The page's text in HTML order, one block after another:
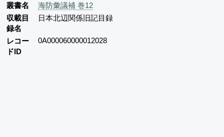
叢書名
海防彙議補 巻12
収載目
録名
日本北辺関係旧記目録
レコー
ドID
0A000060000012028